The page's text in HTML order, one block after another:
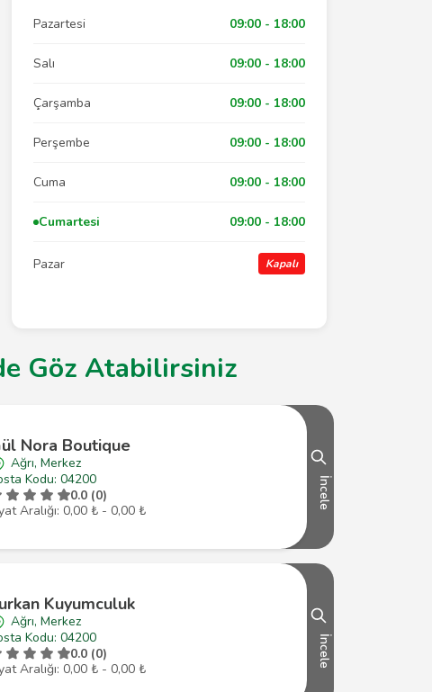
Pazartesi 09:00 - 18:00
Salı 09:00 - 18:00
Çarşamba 09:00 - 18:00
Perşembe 09:00 - 18:00
Cuma 09:00 - 18:00
Cumartesi 09:00 - 18:00
Pazar Kapalı
Göz Atabilirsiniz
Nora Boutique
Ağrı, Merkez
Kodu: 04200
0.0 (0)
Aralığı: 0,00 ₺ - 0,00 ₺
İncele
Kuyumculuk
Ağrı, Merkez
Kodu: 04200
0.0 (0)
Aralığı: 0,00 ₺ - 0,00 ₺
İncele